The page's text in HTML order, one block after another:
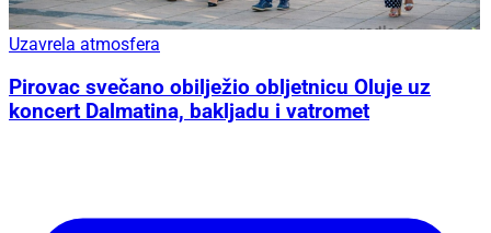
Uzavrela atmosfera
Pirovac svečano obilježio obljetnicu Oluje uz
koncert Dalmatina, bakljadu i vatromet